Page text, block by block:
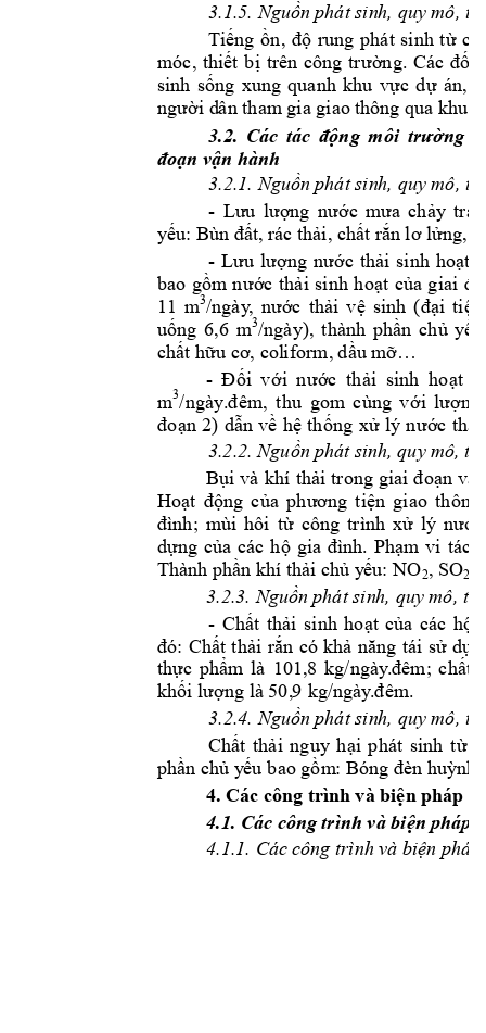
3.1.5. Nguồn phát sinh, quy mô,
Tiếng ồn, độ rung phát sinh từ
móc, thiết bị trên công trường. Các đối
sinh sống xung quanh khu vực dự án,
người dân tham gia giao thông qua khu v
3.2. Các tác động môi trường
đoạn vận hành
3.2.1. Nguồn phát sinh, quy mô,
- Lưu lượng nước mưa chảy
yếu: Bùn đất, rác thải, chất rắn lơ lửng,...
- Lưu lượng nước thải sinh hoạt
bao gồm nước thải sinh hoạt của giai
11 m3/ngày, nước thải vệ sinh (đại
uống 6,6 m3/ngày), thành phần chủ
chất hữu cơ, coliform, dầu mỡ…
- Đối với nước thải sinh hoạt
m3/ngày.đêm, thu gom cùng với lượng
đoạn 2) dẫn về hệ thống xử lý nước thải
3.2.2. Nguồn phát sinh, quy mô,
Bụi và khí thải trong giai đoạn
Hoạt động của phương tiện giao
đình; mùi hôi từ công trình xử lý
dựng của các hộ gia đình. Phạm vi tác
Thành phần khí thải chủ yếu: NO2, SO2
3.2.3. Nguồn phát sinh, quy mô,
- Chất thải sinh hoạt của các hộ
đó: Chất thải rắn có khả năng tái sử
thực phẩm là 101,8 kg/ngày.đêm; chất
khối lượng là 50,9 kg/ngày.đêm.
3.2.4. Nguồn phát sinh, quy mô,
Chất thải nguy hại phát sinh từ
phần chủ yếu bao gồm: Bóng đn huỳnh
4. Các công trình và biện pháp
4.1. Các công trình và biện pháp
4.1.1. Các công trình và biện pháp